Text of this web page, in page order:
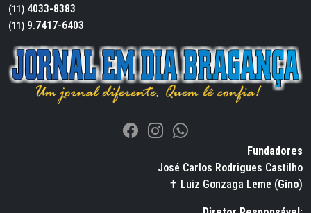
(11) 4033-8383
(11) 9.7417-6403
Fundadores
José Carlos Rodrigues Castilho
✝ Luiz Gonzaga Leme (Gino)